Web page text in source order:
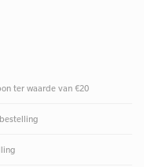
ter waarde van €20